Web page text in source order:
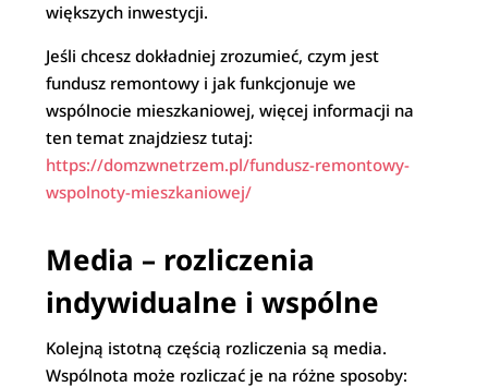
większych inwestycji.
Jeśli chcesz dokładniej zrozumieć, czym jest
fundusz remontowy i jak funkcjonuje we
wspólnocie mieszkaniowej, więcej informacji na
ten temat znajdziesz tutaj:
https://domzwnetrzem.pl/fundusz-remontowy-
wspolnoty-mieszkaniowej/
Media – rozliczenia
indywidualne i wspólne
Kolejną istotną częścią rozliczenia są media.
Wspólnota może rozliczać je na różne sposoby: